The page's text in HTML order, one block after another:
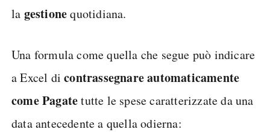
la gestionequotidiana.
Una formula come quella che segue può indicare
a Excel dicontrassegnare automaticamente
come Pagatetutte le spese caratterizzate da una
data antecedente a quella odierna: